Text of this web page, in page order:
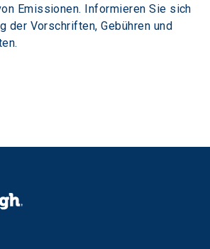
Emissionen. Informieren Sie sich
der Vorschriften, Gebühren und